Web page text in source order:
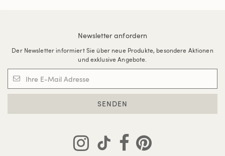
Newsletter anfordern
Der Newsletter informiert Sie über neue Produkte, besondere Aktionen
und exklusive Angebote.
SENDEN